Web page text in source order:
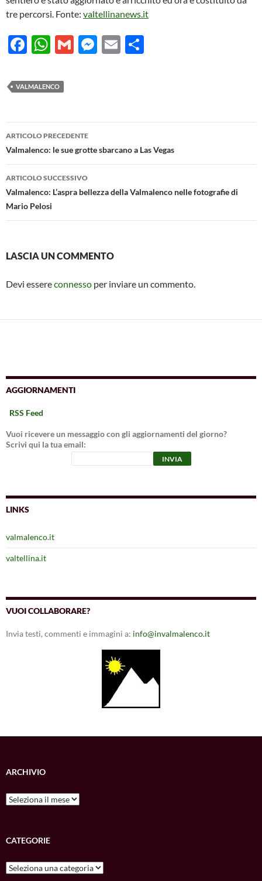
tre percorsi. Fonte: valtellinanews.it
F
e
b
o
o
k
W
at
s
A
p
p
G
M
g
E
vi
VALMALENCO
Navigazione
articolo
ARTICOLO PRECEDENTE
Valmalenco: le sue grotte sbarcano a Las Vegas
ARTICOLO SUCCESSIVO
Valmalenco: L’aspra bellezza della Valmalenco nelle fotografie di
Mario Pelosi
LASCIA UN COMMENTO
Devi essereconnesso per inviare un commento.
AGGIORNAMENTI
RSS Feed
Vuoi ricevere un messaggio con gli aggiornamenti del giorno?
Scrivi qui la tua email:
LINKS
valmalenco.it
valtellina.it
VUOI COLLABORARE?
Invia testi, commenti e immagini a: info@invalmalenco.it
ARCHIVIO
Archivio
CATEGORIE
Categorie